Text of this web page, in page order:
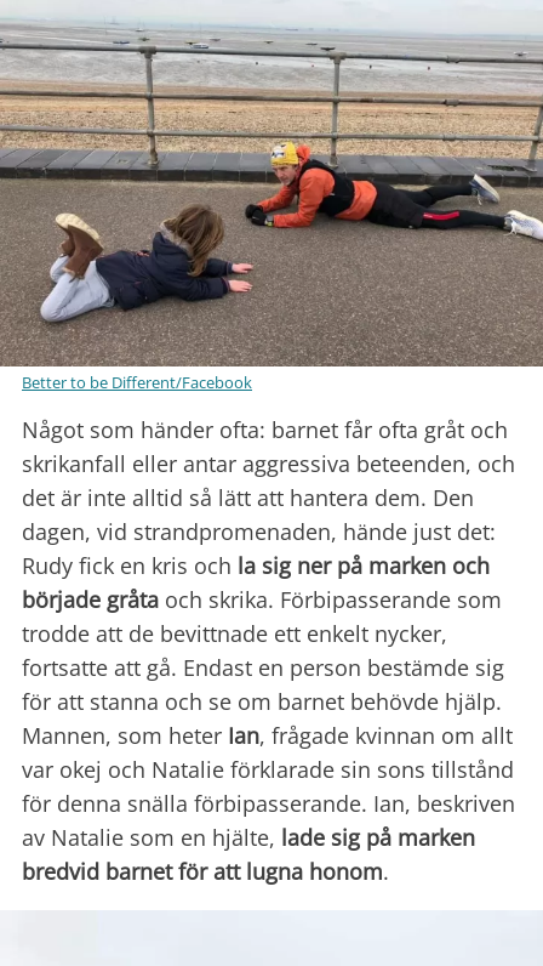
Better to be Different/Facebook
Något som händer ofta: barnet får ofta gråt och
skrikanfall eller antar aggressiva beteenden, och
det är inte alltid så lätt att hantera dem. Den
dagen, vid strandpromenaden, hände just det:
Rudy fick en kris och la sig ner på marken och
började gråta och skrika. Förbipasserande som
trodde att de bevittnade ett enkelt nycker,
fortsatte att gå. Endast en person bestämde sig
för att stanna och se om barnet behövde hjälp.
Mannen, som heter Ian, frågade kvinnan om allt
var okej och Natalie förklarade sin sons tillstånd
för denna snälla förbipasserande. Ian, beskriven
av Natalie som en hjälte, lade sig på marken
bredvid barnet för att lugna honom.